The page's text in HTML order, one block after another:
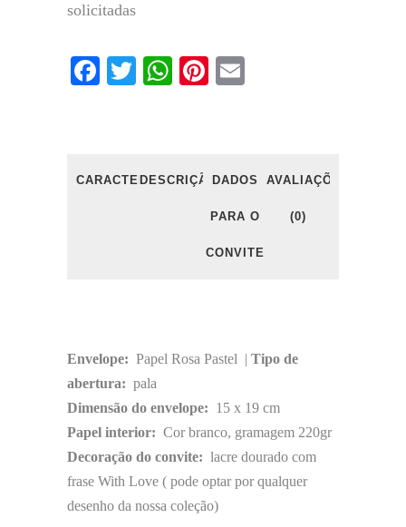
solicitadas
Facebook
TwitterWhatsApp
Pinterest
CARACTERÍSTICAS
DESCRIÇÃODADOS
PARA O
CONVITE
AVALIAÇÕES
(0)
Envelope: Papel Rosa Pastel | Tipo de
abertura: pala
Dimensão do envelope: 15 x 19 cm
Papel interior: Cor branco, gramagem 220gr
Decoração do convite: lacre dourado com
frase With Love ( pode optar por qualquer
desenho da nossa coleção)